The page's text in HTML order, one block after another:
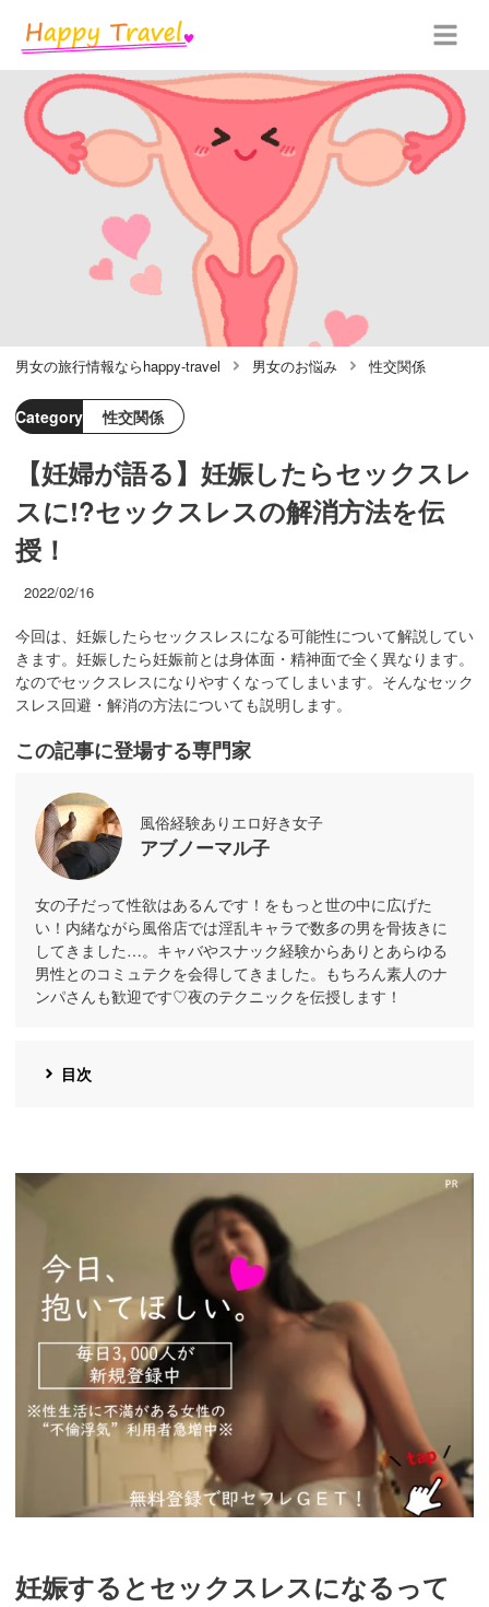
男女の旅行情報ならhappy-travel 男女のお悩み 性交関係
Category 性交関係
【妊婦が語る】妊娠したらセックスレ
スに!?セックスレスの解消方法を伝
授！
2022/02/16
今回は、妊娠したらセックスレスになる可能性について解説してい
きます。妊娠したら妊娠前とは身体面・精神面で全く異なります。
なのでセックスレスになりやすくなってしまいます。そんなセック
スレス回避・解消の方法についても説明します。
この記事に登場する専門家
風俗経験ありエロ好き女子
アブノーマル子
女の子だって性欲はあるんです！をもっと世の中に広げた
い！内緒ながら風俗店では淫乱キャラで数多の男を骨抜きに
してきました…。キャバやスナック経験からありとあらゆる
男性とのコミュテクを会得してきました。もちろん素人のナ
ンパさんも歓迎です♡夜のテクニックを伝授します！
目次
https://pcmax.jp/lp/?
妊娠するとセックスレスになるって